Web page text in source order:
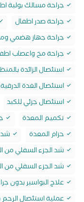
جراحة مسالك بولية
جراحة صدر اطفال
جراحة جهاز هضمي
جراحة مخ واعصاب
استئصال الزائدة
استئصال الغدة الدرقية
استئصال جزئي للكبد
تكميم المعدة
حزام المعدة
شد
شد الجزء السفلي من
شد الجزء السفلي من
علاج البواسير بدون
عملية استئصال الرحم